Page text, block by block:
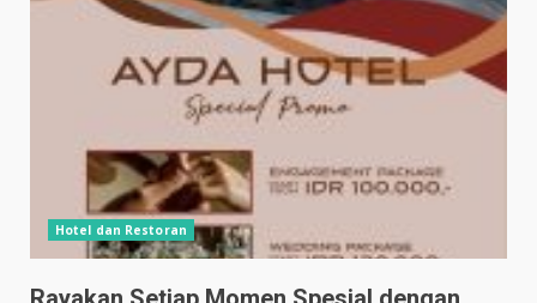
Hotel dan Restoran